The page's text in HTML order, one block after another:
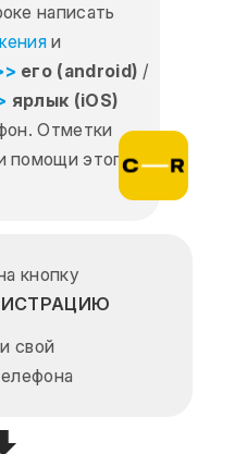
написать
и
его (android) /
ярлык (iOS)
Отметки
помощи этого
кнопку
свой